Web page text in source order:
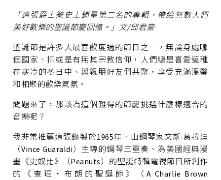
「這張爵士樂史上銷量第二名的專輯，帶給無數人們
美好歡樂的聖誕節慶回憶。」文/邱君豪
聖誕節是許多人最喜歡度過的節日之一，無論身處哪
個國家、抑或是有無其宗教信仰，人們總是喜愛這種
在寒冷的冬日中、與親朋好友們共聚，享受充滿溫馨
和相聚的歡樂氣氛。
問題來了，那該為這個難得的節慶挑選什麼樣適合的
音樂呢？
我非常推薦這張錄製於1965年、由鋼琴家文斯·葛拉迪
（Vince Guaraldi）主導的鋼琴三重奏、為美國經典漫
畫《史奴比》（Peanuts）的聖誕特輯電視節目所創作
的《查理‧布朗的聖誕節》（A Charlie Brown